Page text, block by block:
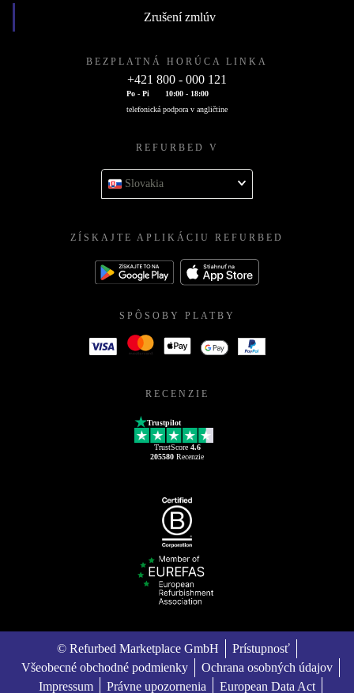
Zrušení zmlúv
BEZPLATNÁ HORÚCA LINKA
+421 800 - 000 121
Po - Pi
10:00 - 18:00
telefonická podpora v angličtine
REFURBED V
Slovakia
ZÍSKAJTE APLIKÁCIU REFURBED
SPÔSOBY PLATBY
RECENZIE
Trustpilot
TrustScore 4.6
205580 Recenzie
© Refurbed Marketplace GmbH
Prístupnosť
Všeobecné obchodné podmienky
Ochrana osobných údajov
Impressum
Právne upozornenia European Data Act